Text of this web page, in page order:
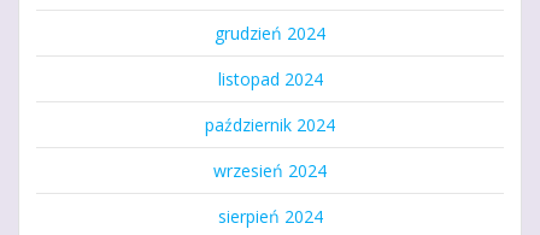
grudzień 2024
listopad 2024
październik 2024
wrzesień 2024
sierpień 2024